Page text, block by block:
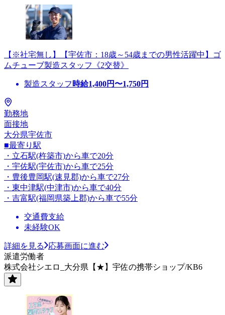
【※社宅無し】【宇佐市：18歳～54歳までの男性活躍中】ゴ
ムチューブ製造スタッフ《2交替》
製造スタッフ 時給1,400円〜1,750円
勤務地
面接地
大分県宇佐市
■最寄り駅
・立石駅(杵築市)から車で20分
・宇佐駅(宇佐市)から車で25分
・豊後豊岡駅(速見郡)から車で27分
・東中津駅(中津市)から車で40分
・吉富駅(福岡県築上郡)から車で55分
交通費支給
未経験OK
詳細を見る
応募画面に進む
派遣労働者
株式会社シエロ_大分県【★】宇佐の携帯ショップ/KB6